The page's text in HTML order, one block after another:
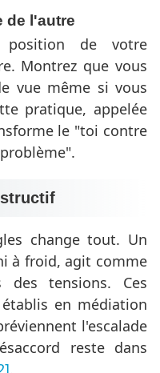
de l'autre
position de votre
Montrez que vous
vue même si vous
pratique, appelée
le "toi contre
change tout. Un
à froid, agit comme
tensions. Ces
en médiation
l'escalade
reste dans